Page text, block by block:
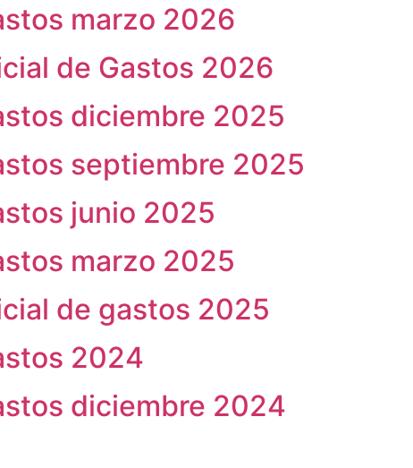
marzo 2026
de Gastos 2026
diciembre 2025
septiembre 2025
junio 2025
marzo 2025
de gastos 2025
2024
diciembre 2024